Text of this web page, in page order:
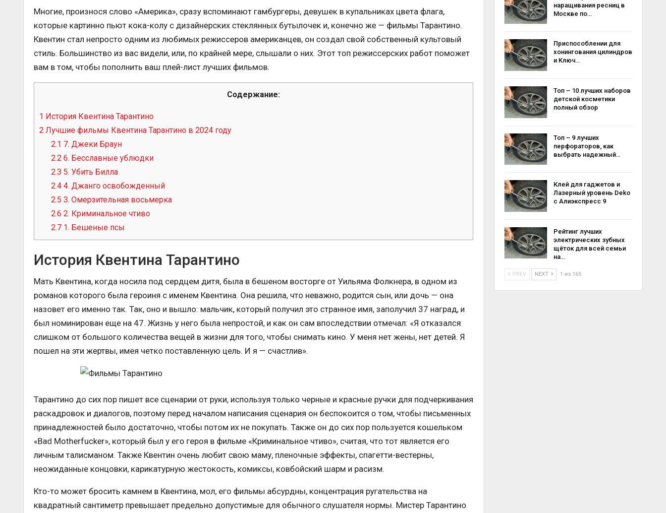
Многие, произнося слово «Америка», сразу вспоминают гамбургеры, девушек в купальниках цвета флага,
которые картинно пьют кока-колу с дизайнерских стеклянных бутылочек и, конечно же — фильмы Тарантино.
Квентин стал непросто одним из любимых режиссеров американцев, он создал свой собственный культовый
стиль. Большинство из вас видели, или, по крайней мере, слышали о них. Этот топ режиссерских работ поможет
вам в том, чтобы пополнить ваш плей-лист лучших фильмов.
Содержание:
1 История Квентина Тарантино
2 Лучшие фильмы Квентина Тарантино в 2024 году
2.1 7. Джеки Браун
2.2 6. Бесславные ублюдки
2.3 5. Убить Билла
2.4 4. Джанго освобожденный
2.5 3. Омерзительная восьмерка
2.6 2. Криминальное чтиво
2.7 1. Бешеные псы
История Квентина Тарантино
Мать Квентина, когда носила под сердцем дитя, была в бешеном восторге от Уильяма Фолкнера, в одном из
романов которого была героиня с именем Квентина. Она решила, что неважно, родится сын, или дочь — она
назовет его именно так. Так, оно и вышло: мальчик, который получил это странное имя, заполучил 37 наград, и
был номинирован еще на 47. Жизнь у него была непростой, и как он сам впоследствии отмечал: «Я отказался
слишком от большого количества вещей в жизни для того, чтобы снимать кино. У меня нет жены, нет детей. Я
пошел на эти жертвы, имея четко поставленную цель. И я — счастлив».
Тарантино до сих пор пишет все сценарии от руки, используя только черные и красные ручки для подчеркивания
раскадровок и диалогов, поэтому перед началом написания сценария он беспокоится о том, чтобы письменных
принадлежностей было достаточно, чтобы потом их не покупать. Также он до сих пор пользуется кошельком
«Bad Motherfucker», который был у его героя в фильме «Криминальное чтиво», считая, что тот является его
личным талисманом. Также Квентин очень любит свою маму, пленочные эффекты, спагетти-вестерны,
неожиданные концовки, карикатурную жестокость, комиксы, ковбойский шарм и расизм.
Кто-то может бросить камнем в Квентина, мол, его фильмы абсурдны, концентрация ругательства на
квадратный сантиметр превышает предельно допустимые для обычного слушателя нормы. Мистер Тарантино
наращивания ресниц в
Москве по…
Приспособлении для
хонингования цилиндров
и Ключ…
Топ – 10 лучших наборов
детской косметики
полный обзор
Топ – 9 лучших
перфораторов, как
выбрать надежный…
Клей для гаджетов и
Лазерный уровень Deko
с Алиэкспресс 9
Рейтинг лучших
электрических зубных
щёток для всей семьи
на…
PREV NEXT 1 из 165